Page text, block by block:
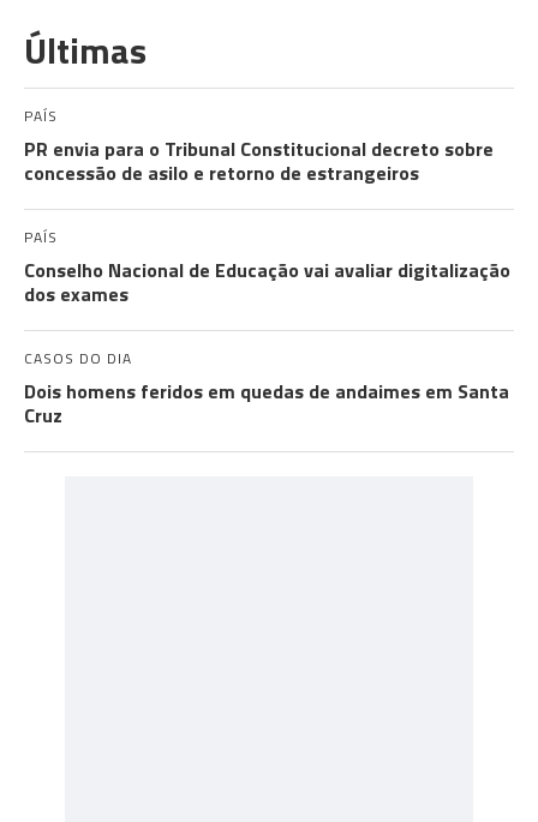
Últimas
PAÍS
PR envia para o Tribunal Constitucional decreto sobre
concessão de asilo e retorno de estrangeiros
PAÍS
Conselho Nacional de Educação vai avaliar digitalização
dos exames
CASOS DO DIA
Dois homens feridos em quedas de andaimes em Santa
Cruz